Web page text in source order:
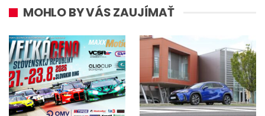
MOHLO BY VÁS ZAUJÍMAŤ